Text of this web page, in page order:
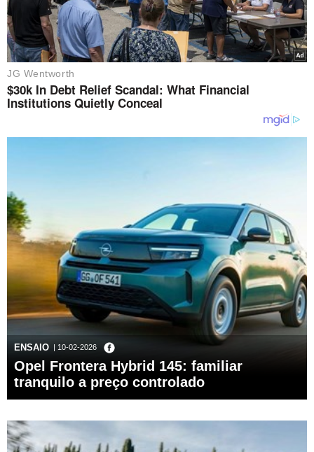
ENSAIO | 10-02-2026
Opel Frontera Hybrid 145: familiar
tranquilo a preço controlado